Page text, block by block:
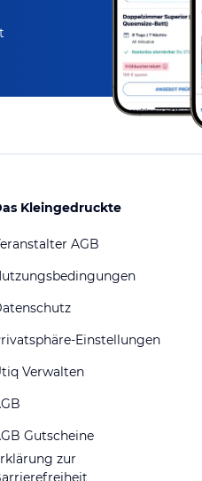
Kleingedruckte
AGB
Einstellungen
Verwalten
Gutscheine
zur